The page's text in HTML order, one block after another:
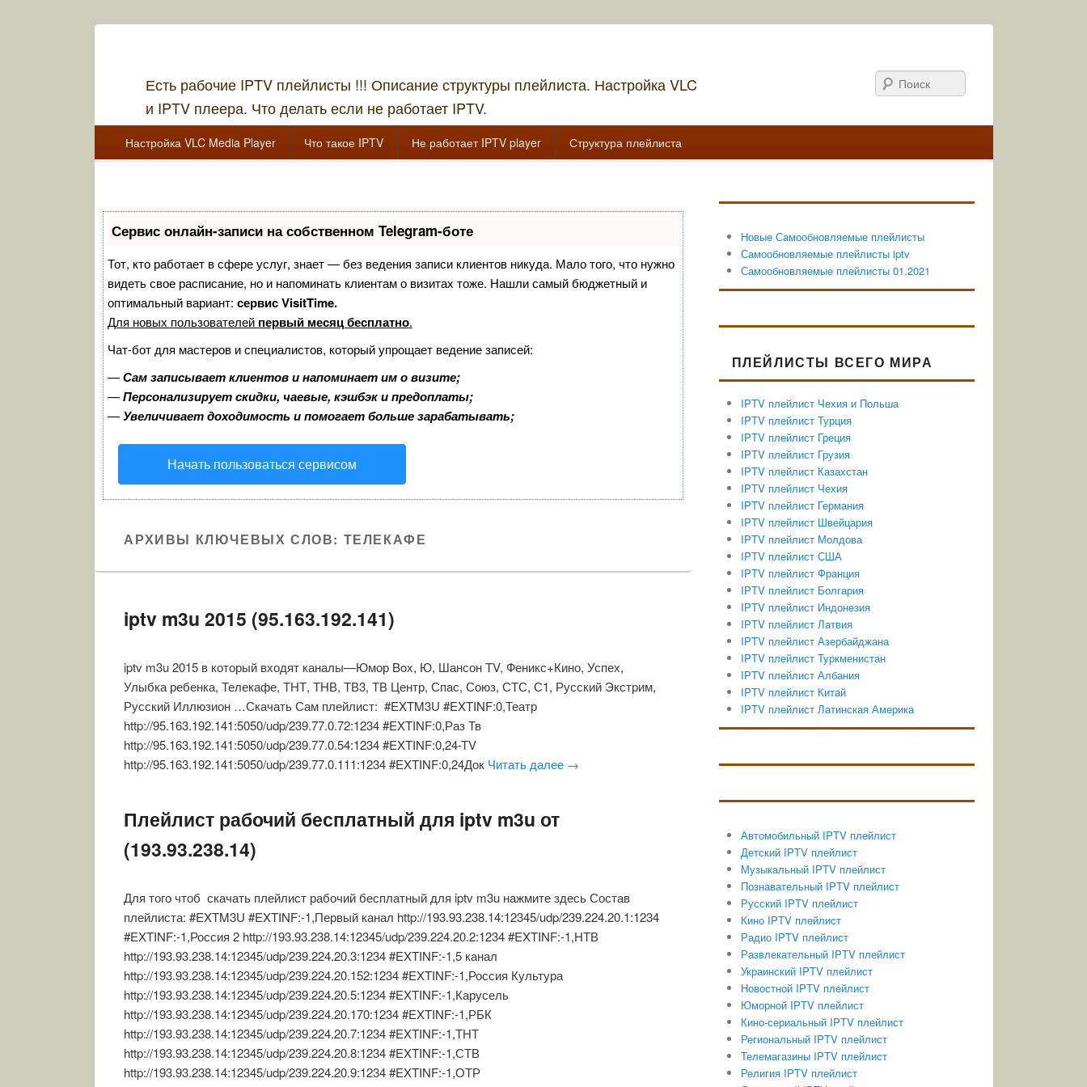
Есть рабочие IPTV плейлисты !!! Описание структуры плейлиста. Настройка VLC
и IPTV плеера. Что делать если не работает IPTV.
Главное меню
Перейти к основному содержанию
Перейти к дополнительному содержимому
Настройка VLC Media Player Что такое IPTV Не работает IPTV player Структура плейлиста
Сервис онлайн-записи на собственном Telegram-боте
Тот, кто работает в сфере услуг, знает — без ведения записи клиентов никуда. Мало того, что нужно
видеть свое расписание, но и напоминать клиентам о визитах тоже. Нашли самый бюджетный и
оптимальный вариант: сервис VisitTime.
Для новых пользователей первый месяц бесплатно.
Чат-бот для мастеров и специалистов, который упрощает ведение записей:
—Сам записывает клиентов и напоминает им о визите;
—Персонализирует скидки, чаевые, кэшбэк и предоплаты;
—Увеличивает доходимость и помогает больше зарабатывать;
Начать пользоваться сервисом
АРХИВЫ КЛЮЧЕВЫХ СЛОВ: ТЕЛЕКАФЕ
iptv m3u 2015 (95.163.192.141)
iptv m3u 2015 в который входят каналы—Юмор Box, Ю, Шансон TV, Феникс+Кино, Успех,
Улыбка ребенка, Телекафе, ТНТ, ТНВ, ТВ3, ТВ Центр, Спас, Союз, СТС, С1, Русский Экстрим,
Русский Иллюзион …Скачать Сам плейлист: #EXTM3U #EXTINF:0,Театр
http://95.163.192.141:5050/udp/239.77.0.72:1234 #EXTINF:0,Раз Тв
http://95.163.192.141:5050/udp/239.77.0.54:1234 #EXTINF:0,24-TV
http://95.163.192.141:5050/udp/239.77.0.111:1234 #EXTINF:0,24Док Читать далее →
Плейлист рабочий бесплатный для iptv m3u от
(193.93.238.14)
Для того чтоб скачать плейлист рабочий бесплатный для iptv m3u нажмите здесь Состав
плейлиста: #EXTM3U #EXTINF:-1,Первый канал http://193.93.238.14:12345/udp/239.224.20.1:1234
#EXTINF:-1,Россия 2 http://193.93.238.14:12345/udp/239.224.20.2:1234 #EXTINF:-1,НТВ
http://193.93.238.14:12345/udp/239.224.20.3:1234 #EXTINF:-1,5 канал
http://193.93.238.14:12345/udp/239.224.20.152:1234 #EXTINF:-1,Россия Культура
http://193.93.238.14:12345/udp/239.224.20.5:1234 #EXTINF:-1,Карусель
http://193.93.238.14:12345/udp/239.224.20.170:1234 #EXTINF:-1,РБК
http://193.93.238.14:12345/udp/239.224.20.7:1234 #EXTINF:-1,ТНТ
http://193.93.238.14:12345/udp/239.224.20.8:1234 #EXTINF:-1,СТВ
http://193.93.238.14:12345/udp/239.224.20.9:1234 #EXTINF:-1,ОТР
Новые Самообновляемые плейлисты
Самообновляемые плейлисты iptv
Самообновляемые плейлисты 01.2021
ПЛЕЙЛИСТЫ ВСЕГО МИРА
IPTV плейлист Чехия и Польша
IPTV плейлист Турция
IPTV плейлист Греция
IPTV плейлист Грузия
IPTV плейлист Казахстан
IPTV плейлист Чехия
IPTV плейлист Германия
IPTV плейлист Швейцария
IPTV плейлист Молдова
IPTV плейлист США
IPTV плейлист Франция
IPTV плейлист Болгария
IPTV плейлист Индонезия
IPTV плейлист Латвия
IPTV плейлист Азербайджана
IPTV плейлист Туркменистан
IPTV плейлист Албания
IPTV плейлист Китай
IPTV плейлист Латинская Америка
Автомобильный IPTV плейлист
Детский IPTV плейлист
Музыкальный IPTV плейлист
Познавательный IPTV плейлист
Русский IPTV плейлист
Кино IPTV плейлист
Радио IPTV плейлист
Развлекательный IPTV плейлист
Украинский IPTV плейлист
Новостной IPTV плейлист
Юморной IPTV плейлист
Кино-сериальный IPTV плейлист
Региональный IPTV плейлист
Телемагазины IPTV плейлист
Религия IPTV плейлист